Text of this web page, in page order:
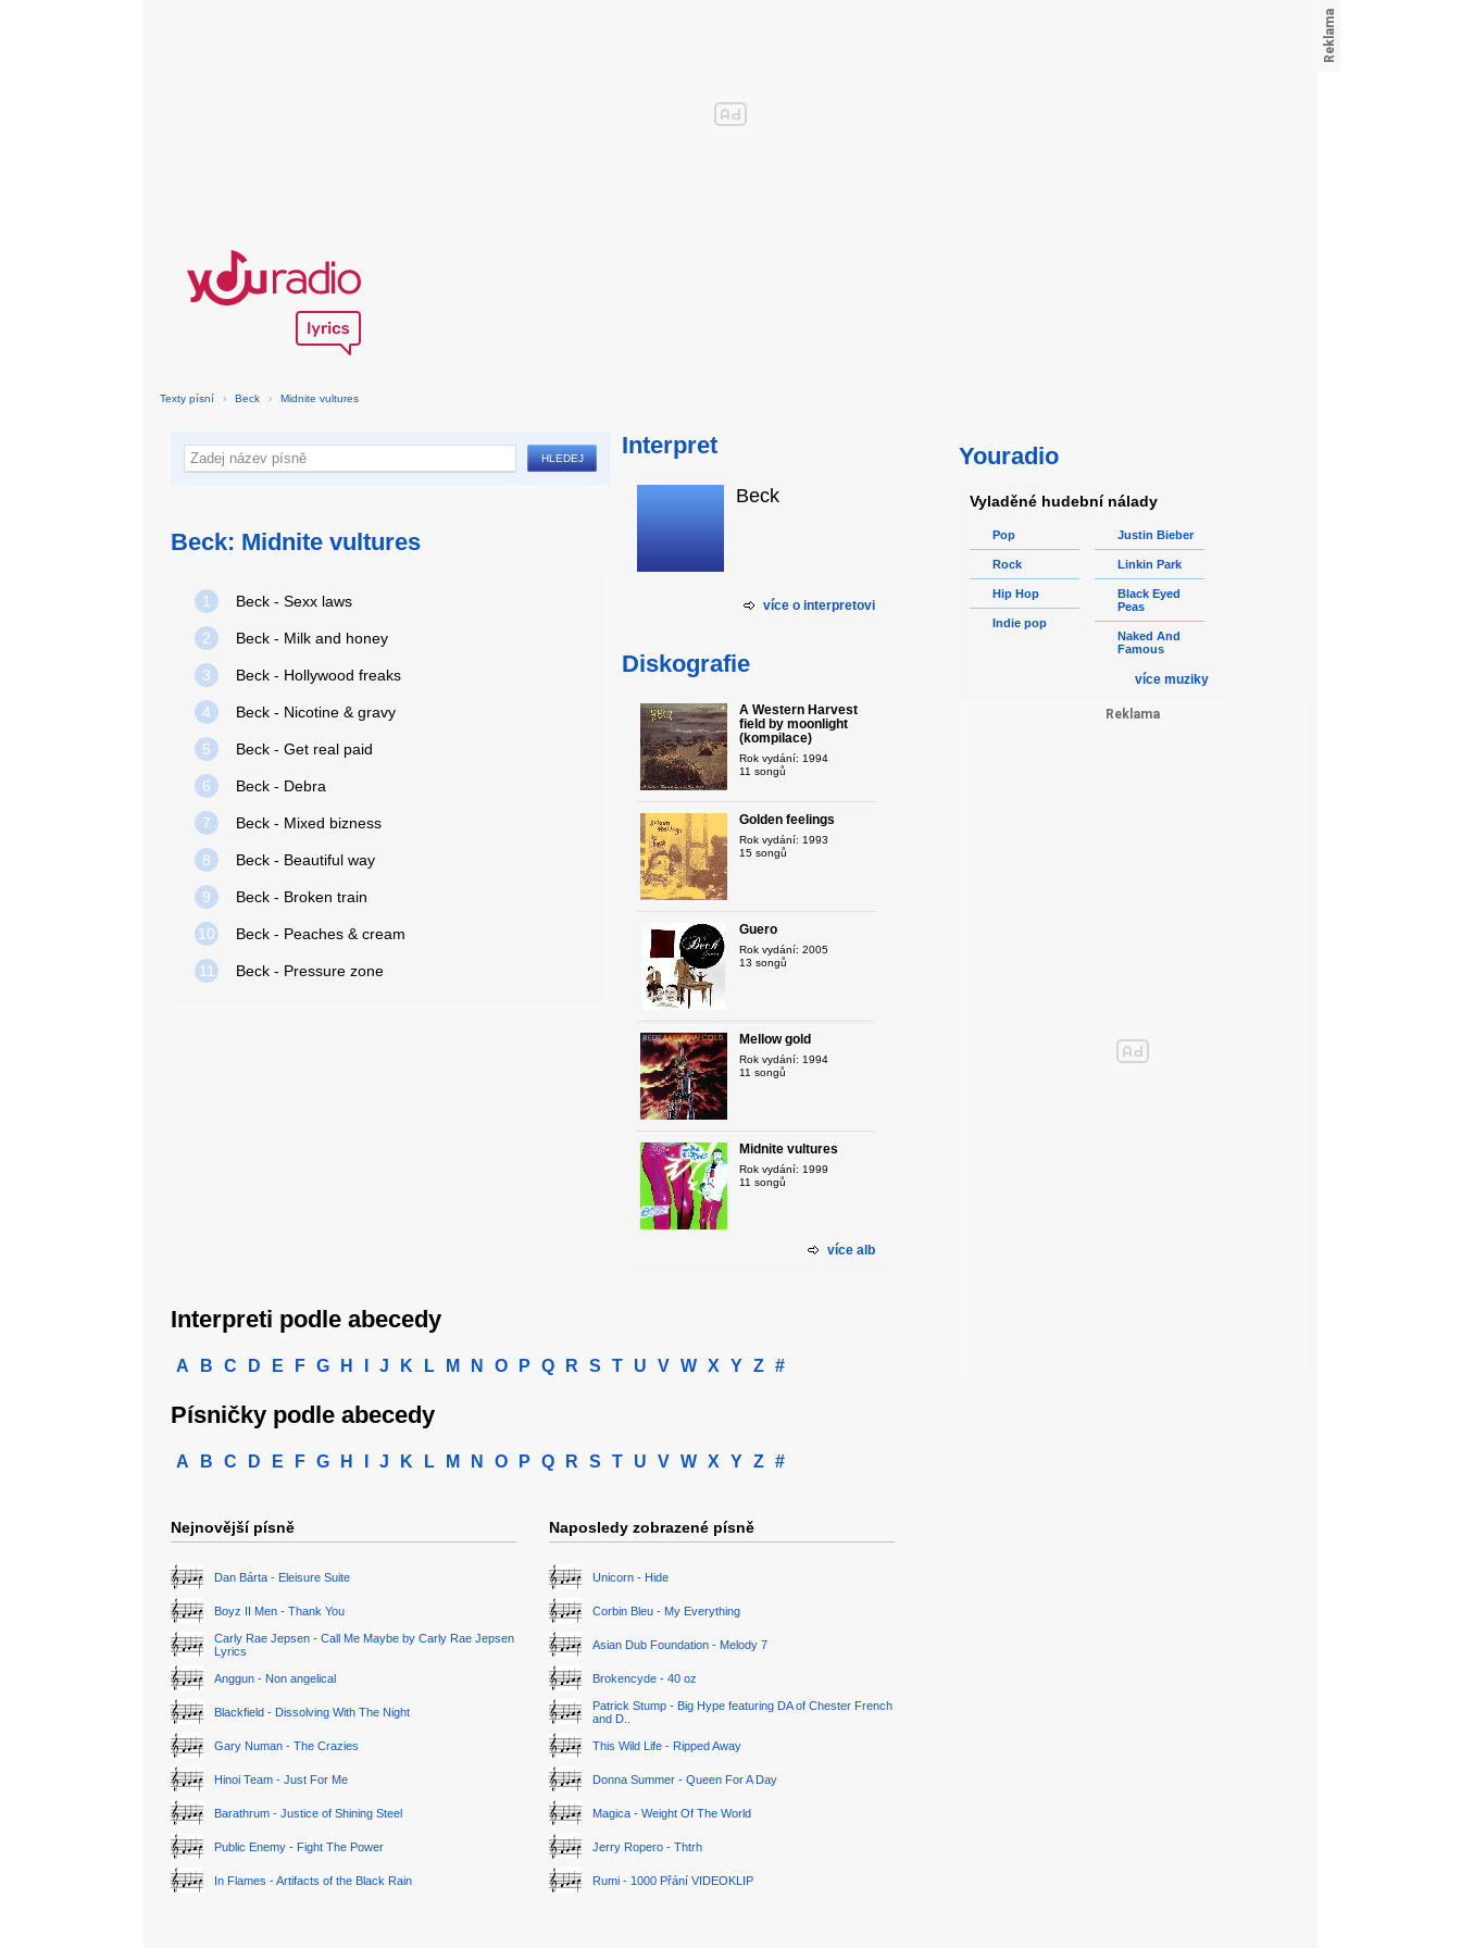
Texty písní › Beck › Midnite vultures
Beck: Midnite vultures
1 Beck - Sexx laws
2 Beck - Milk and honey
3 Beck - Hollywood freaks
4 Beck - Nicotine & gravy
5 Beck - Get real paid
6 Beck - Debra
7 Beck - Mixed bizness
8 Beck - Beautiful way
9 Beck - Broken train
10 Beck - Peaches & cream
11 Beck - Pressure zone
Interpret
Beck
více o interpretovi
Diskografie
A Western Harvest
field by moonlight
(kompilace)
Rok vydání: 1994
11 songů
Golden feelings
Rok vydání: 1993
15 songů
Guero
Rok vydání: 2005
13 songů
Mellow gold
Rok vydání: 1994
11 songů
Midnite vultures
Rok vydání: 1999
11 songů
více alb
Interpreti podle abecedy
A B C D E F G H J K L M N O P Q R S T U V W X Y Z #
Písničky podle abecedy
A B C D E F G H J K L M N O P Q R S T U V W X Y Z #
Nejnovější písně
Dan Bárta - Eleisure Suite
Boyz II Men - Thank You
Carly Rae Jepsen - Call Me Maybe by Carly Rae Jepsen
Lyrics
Anggun - Non angelical
Blackfield - Dissolving With The Night
Gary Numan - The Crazies
Hinoi Team - Just For Me
Barathrum - Justice of Shining Steel
Public Enemy - Fight The Power
In Flames - Artifacts of the Black Rain
Naposledy zobrazené písně
Unicorn - Hide
Corbin Bleu - My Everything
Asian Dub Foundation - Melody 7
Brokencyde - 40 oz
Patrick Stump - Big Hype featuring DA of Chester French
and D..
This Wild Life - Ripped Away
Donna Summer - Queen For A Day
Magica - Weight Of The World
Jerry Ropero - Thtrh
Rumi - 1000 Přání VIDEOKLIP
Youradio
Vyladěné hudební nálady
Pop
Rock
Hip Hop
Indie pop
Justin Bieber
Linkin Park
Black Eyed
Peas
Naked And
Famous
více muziky